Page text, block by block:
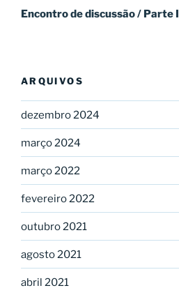
post
Encontro de discussão / Parte I
ARQUIVOS
dezembro 2024
março 2024
março 2022
fevereiro 2022
outubro 2021
agosto 2021
abril 2021